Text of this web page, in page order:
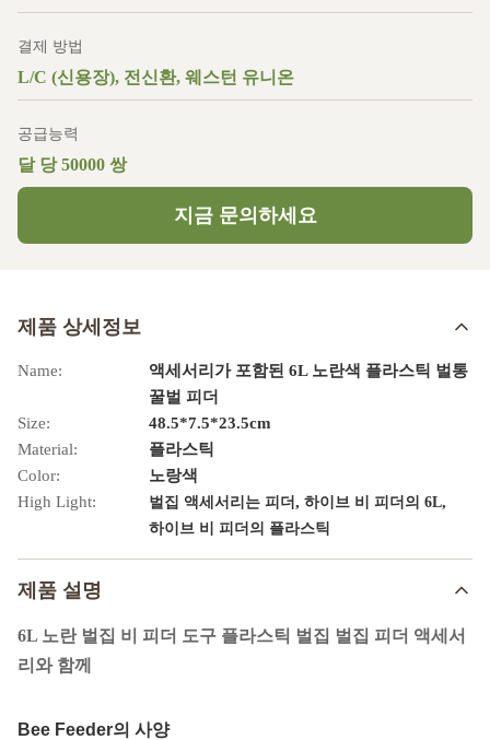
결제 방법
L/C (신용장), 전신환, 웨스턴 유니온
공급능력
달 당 50000 쌍
지금 문의하세요
제품 상세정보
Name:
액세서리가 포함된 6L 노란색 플라스틱 벌통
꿀벌 피더
Size:
48.5*7.5*23.5cm
Material:
플라스틱
Color:
노랑색
High Light:
벌집 액세서리는 피더 , 하이브 비 피더의 6L,
하이브 비 피더의 플라스틱
제품 설명
6L 노란 벌집 비 피더 도구 플라스틱 벌집 벌집 피더 액세서
리와 함께
Bee Feeder의 사양